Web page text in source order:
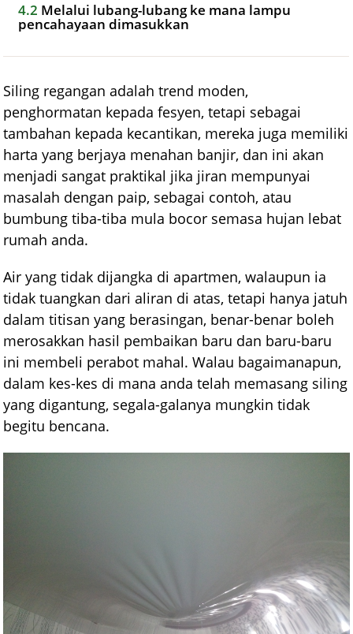
4.2 Melalui lubang-lubang ke mana lampu
pencahayaan dimasukkan
Siling regangan adalah trend moden,
penghormatan kepada fesyen, tetapi sebagai
tambahan kepada kecantikan, mereka juga memiliki
harta yang berjaya menahan banjir, dan ini akan
menjadi sangat praktikal jika jiran mempunyai
masalah dengan paip, sebagai contoh, atau
bumbung tiba-tiba mula bocor semasa hujan lebat
rumah anda.
Air yang tidak dijangka di apartmen, walaupun ia
tidak tuangkan dari aliran di atas, tetapi hanya jatuh
dalam titisan yang berasingan, benar-benar boleh
merosakkan hasil pembaikan baru dan baru-baru
ini membeli perabot mahal. Walau bagaimanapun,
dalam kes-kes di mana anda telah memasang siling
yang digantung, segala-galanya mungkin tidak
begitu bencana.